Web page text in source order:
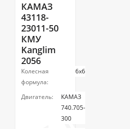
КАМАЗ
43118-
23011-50
КМУ
Kanglim
2056
Колесная
формула:
6х6
Двигатель:
КАМАЗ
740.705-
300